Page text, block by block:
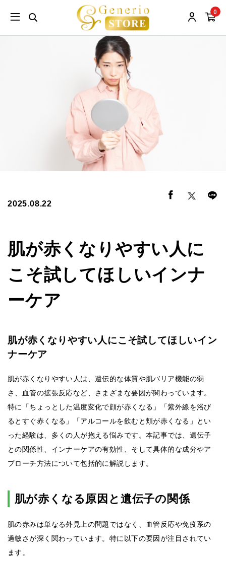
0
2025.08.22
肌が赤くなりやすい人に
こそ試してほしいインナ
ーケア
肌が赤くなりやすい人にこそ試してほしいイン
ナーケア
肌が赤くなりやすい人は、遺伝的な体質や肌バリア機能の弱
さ、血管の拡張反応など、さまざまな要因が関わっています。
特に「ちょっとした温度変化で顔が赤くなる」「紫外線を浴び
るとすぐ赤くなる」「アルコールを飲むと頬が赤くなる」とい
った経験は、多くの人が抱える悩みです。本記事では、遺伝子
との関係性、インナーケアの有効性、そして具体的な成分やア
プローチ方法について包括的に解説します。
肌が赤くなる原因と遺伝子の関係
肌の赤みは単なる外見上の問題ではなく、血管反応や免疫系の
過敏さが深く関わっています。特に以下の要因が注目されてい
ます。